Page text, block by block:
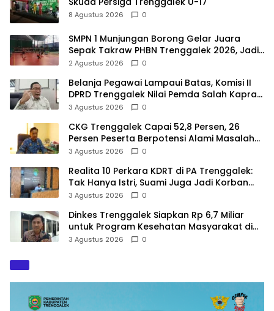
8 Agustus 2026 0
SMPN 1 Munjungan Borong Gelar Juara
Sepak Takraw PHBN Trenggalek 2026, Jadi
Modal Menuju POPDA Jatim
2 Agustus 2026 0
Belanja Pegawai Lampaui Batas, Komisi II
DPRD Trenggalek Nilai Pemda Salah Kaprah
dalam Perencanaan
3 Agustus 2026 0
CKG Trenggalek Capai 52,8 Persen, 26
Persen Peserta Berpotensi Alami Masalah
Kejiwaan
3 Agustus 2026 0
Realita 10 Perkara KDRT di PA Trenggalek:
Tak Hanya Istri, Suami Juga Jadi Korban
Kekerasan
3 Agustus 2026 0
Dinkes Trenggalek Siapkan Rp 6,7 Miliar
untuk Program Kesehatan Masyarakat di
2027
3 Agustus 2026 0